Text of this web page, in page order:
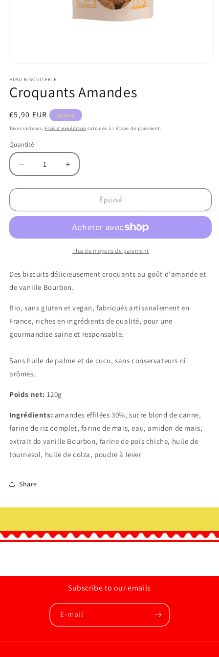
média
1
dans
fenêtre
modale
HIBU BISCUITERIE
Croquants Amandes
Prix
habituel
€5,90 EUR Épuisé
Taxes incluses. Frais d'expédition calculés à l'étape de paiement.
Quantité
Réduire
la
quantité
Croquants
Augmenter
la
quantité
Croquants
Épuisé
Plus de moyens de paiement
Des biscuits délicieusement croquants au goût d'amande et
de vanille Bourbon.
Bio, sans gluten et vegan, fabriqués artisanalement en
France, riches en ingrédients de qualité, pour une
gourmandise saine et responsable.
Sans huile de palme et de coco, sans conservateurs ni
arômes.
Poids net: 120g
Ingrédients: amandes effilées 30%, sucre blond de canne,
farine de riz complet, farine de maïs, eau, amidon de maïs,
extrait de vanille Bourbon, farine de pois chiche, huile de
tournesol, huile de colza, poudre à lever
Share
Subscribe to our emails
E-mail